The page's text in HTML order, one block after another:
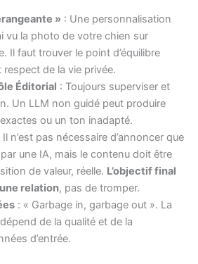
» : Une personnalisation
vu la photo de votre chien sur
Il faut trouver le point d’équilibre
de la vie privée.
Éditorial : Toujours superviser et
Un LLM non guidé peut produire
ou un ton inadapté.
Il n’est pas nécessaire d’annoncer que
une IA, mais le contenu doit être
de valeur, réelle. L’objectif final
relation, pas de tromper.
: « Garbage in, garbage out ». La
de la qualité et de la
d’entrée.